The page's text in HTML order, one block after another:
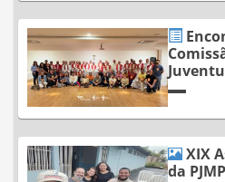
XIX
da